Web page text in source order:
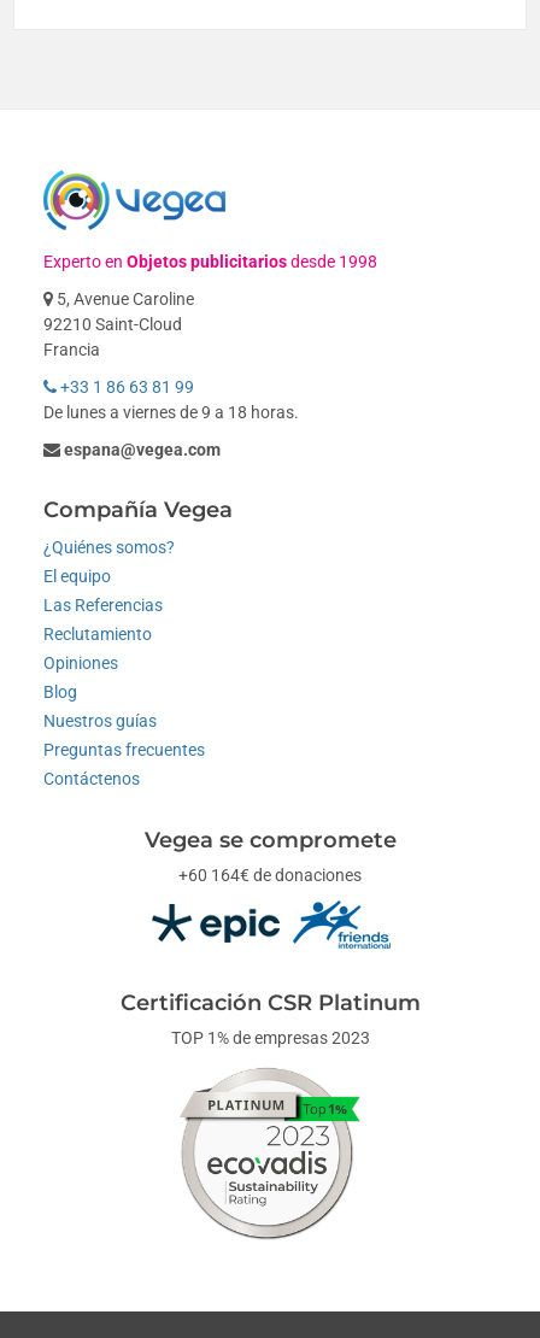
Experto enObjetos publicitariosdesde 1998
5, Avenue Caroline
92210 Saint-Cloud
Francia
+33 1 86 63 81 99
De lunes a viernes de 9 a 18 horas.
espana@vegea.com
Compañía Vegea
¿Quiénes somos?
El equipo
Las Referencias
Reclutamiento
Opiniones
Blog
Nuestros guías
Preguntas frecuentes
Contáctenos
Vegea se compromete
+60 164€ de donaciones
Certificación CSR Platinum
TOP 1% de empresas 2023